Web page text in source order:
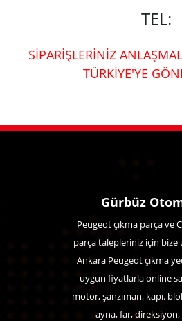
TEL:
SİPARİŞLERİNİZ
TÜRKİYE'YE
Gürbüz
Peugeot çıkma parça ve
parça talepleriniz için bize
Ankara Peugeot çıkma
uygun fiyatlarla online
motor, şanzıman, kapı.
ayna, far,